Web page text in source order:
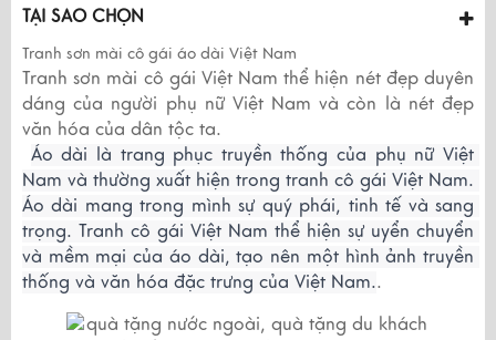
TẠI SAO CHỌN
Tranh sơn mài cô gái áo dài Việt Nam
Tranh sơn mài cô gái Việt Nam thể hiện nét đẹp duyên
dáng của người phụ nữ Việt Nam và còn là nét đẹp
văn hóa của dân tộc ta.
Áo dài là trang phục truyền thống của phụ nữ Việt
Nam và thường xuất hiện trong tranh cô gái Việt Nam.
Áo dài mang trong mình sự quý phái, tinh tế và sang
trọng. Tranh cô gái Việt Nam thể hiện sự uyển chuyển
và mềm mại của áo dài, tạo nên một hình ảnh truyền
thống và văn hóa đặc trưng của Việt Nam..